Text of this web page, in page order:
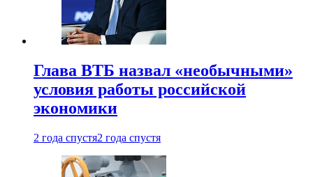
Глава ВТБ назвал «необычными»
условия работы российской
экономики
2 года спустя2 года спустя